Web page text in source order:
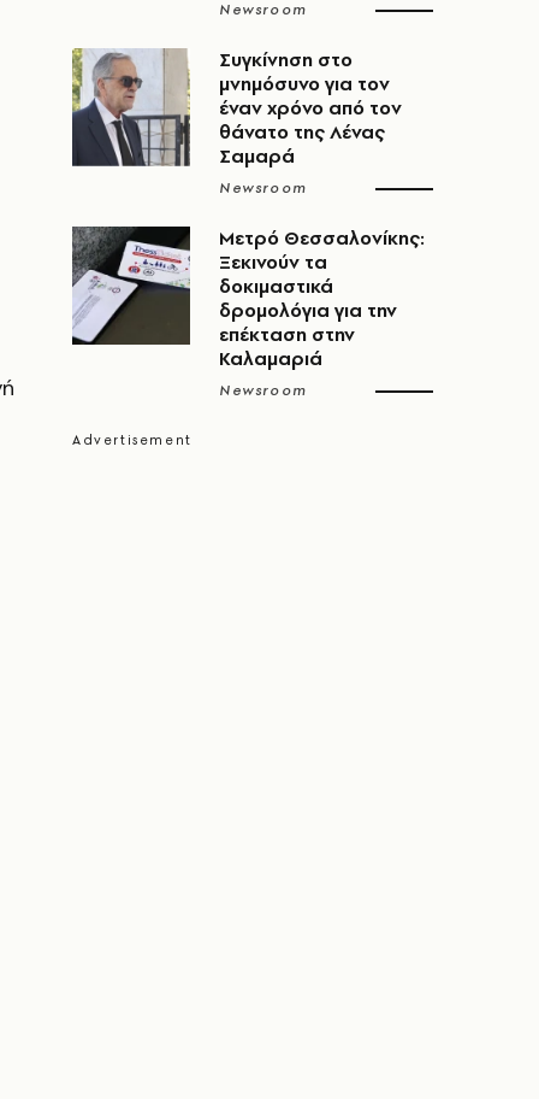
Newsroom
Συγκίνηση στο
μνημόσυνο για τον
έναν χρόνο από τον
θάνατο της Λένας
Σαμαρά
Newsroom
Μετρό Θεσσαλονίκης:
Ξεκινούν τα
δοκιμαστικά
δρομολόγια για την
επέκταση στην
Καλαμαριά
Newsroom